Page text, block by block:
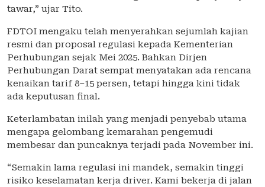
tawar,” ujar Tito.
FDTOI mengaku telah menyerahkan sejumlah kajian
resmi dan proposal regulasi kepada Kementerian
Perhubungan sejak Mei 2025. Bahkan Dirjen
Perhubungan Darat sempat menyatakan ada rencana
kenaikan tarif 8–15 persen, tetapi hingga kini tidak
ada keputusan final.
Keterlambatan inilah yang menjadi penyebab utama
mengapa gelombang kemarahan pengemudi
membesar dan puncaknya terjadi pada November ini.
“Semakin lama regulasi ini mandek, semakin tinggi
risiko keselamatan kerja driver. Kami bekerja di jalan